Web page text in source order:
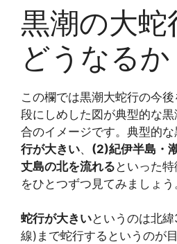
黒潮の大蛇
どうなるか
この欄では黒潮大蛇行の今
段にしめした図が典型的な
合のイメージです。典型的
行が大きい、 (2)紀伊半島・
丈島の北を流れる といった
をひとつずつ見てみましょう
蛇行が大きいというのは北
線)まで蛇行するというのが